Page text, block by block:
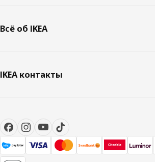
Всё об IKEA
IKEA контакты